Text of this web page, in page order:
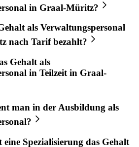
in Graal-Müritz?
als Verwaltungspersonal
nach Tarif bezahlt?
Gehalt als
in Teilzeit in Graal-
man in der Ausbildung als
eine Spezialisierung das Gehalt